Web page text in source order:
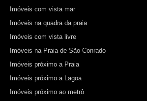
Imóveis com vista mar
Imóveis na quadra da praia
Imóveis com vista livre
Imóveis na Praia de São Conrado
Imóveis próximo a Praia
Imóveis próximo a Lagoa
Imóveis próximo ao metrô